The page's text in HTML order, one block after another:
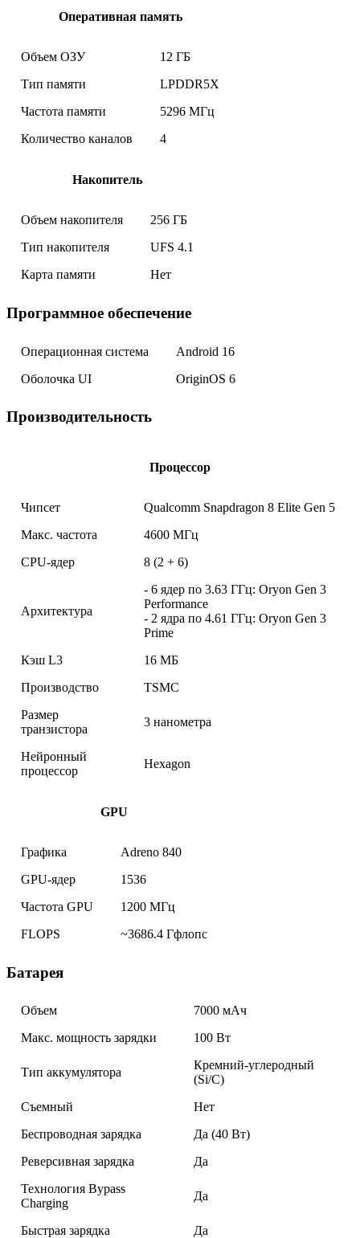
Оперативная память
Объем ОЗУ
12 ГБ
Тип памяти
LPDDR5X
Частота памяти
5296 МГц
Количество каналов
4
Накопитель
Объем накопителя
256 ГБ
Тип накопителя
UFS 4.1
Карта памяти
Нет
Программное обеспечение
Операционная система
Android 16
Оболочка UI
OriginOS 6
Производительность
Процессор
Чипсет
Qualcomm Snapdragon 8 Elite Gen 5
Макс. частота
4600 МГц
CPU-ядер
8 (2 + 6)
Архитектура
- 6 ядер по 3.63 ГГц: Oryon Gen 3
Performance
- 2 ядра по 4.61 ГГц: Oryon Gen 3
Prime
Кэш L3
16 МБ
Производство
TSMC
Размер
транзистора
3 нанометра
Нейронный
процессор
Hexagon
GPU
Графика
Adreno 840
GPU-ядер
1536
Частота GPU
1200 МГц
FLOPS
~3686.4 Гфлопс
Батарея
Объем
7000 мАч
Макс. мощность зарядки
100 Вт
Тип аккумулятора
Кремний-углеродный
(Si/C)
Съемный
Нет
Беспроводная зарядка
Да (40 Вт)
Реверсивная зарядка
Да
Технология Bypass
Charging
Да
Быстрая зарядка Да